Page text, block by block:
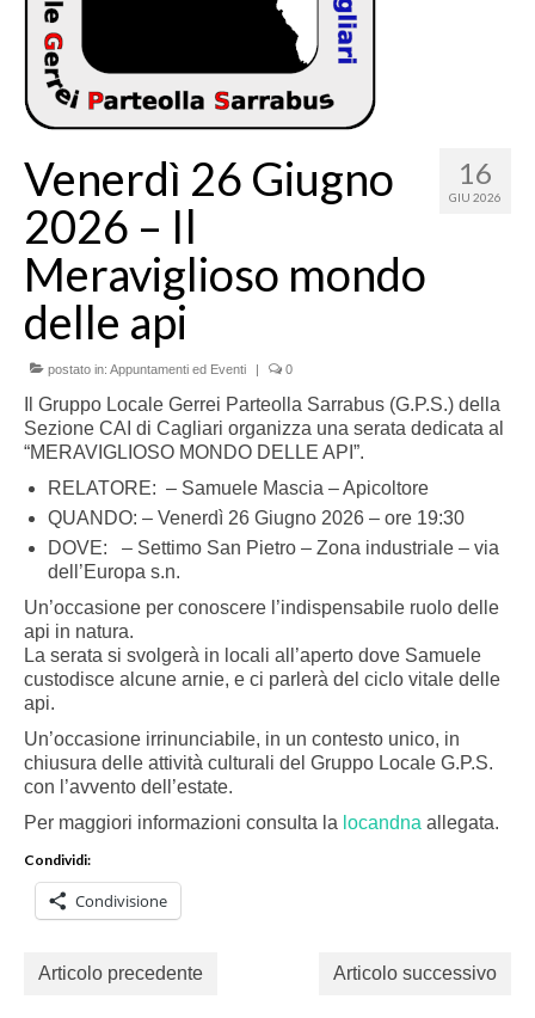
16
GIU 2026
Venerdì 26 Giugno
2026 – Il
Meraviglioso mondo
delle api
postato in: Appuntamenti ed Eventi | 0
Il Gruppo Locale Gerrei Parteolla Sarrabus (G.P.S.) della
Sezione CAI di Cagliari organizza una serata dedicata al
“MERAVIGLIOSO MONDO DELLE API”.
RELATORE: – Samuele Mascia – Apicoltore
QUANDO: – Venerdì 26 Giugno 2026 – ore 19:30
DOVE: – Settimo San Pietro – Zona industriale – via
dell’Europa s.n.
Un’occasione per conoscere l’indispensabile ruolo delle
api in natura.
La serata si svolgerà in locali all’aperto dove Samuele
custodisce alcune arnie, e ci parlerà del ciclo vitale delle
api.
Un’occasione irrinunciabile, in un contesto unico, in
chiusura delle attività culturali del Gruppo Locale G.P.S.
con l’avvento dell’estate.
Per maggiori informazioni consulta la locandna allegata.
Condividi:
Condivisione
Articolo precedente Articolo successivo